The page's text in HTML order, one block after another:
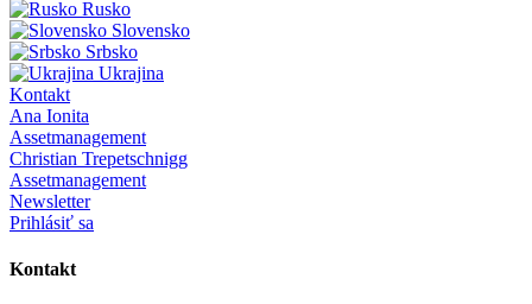
Rusko
Slovensko
Srbsko
Ukrajina
Kontakt
Ana Ionita
Assetmanagement
Christian Trepetschnigg
Assetmanagement
Newsletter
Prihlásiť sa
Kontakt